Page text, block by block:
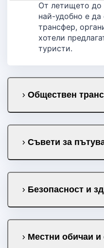
От летището до
най-удобно е да
трансфер,
хотели
туристи.
Обществен
Съвети за
Безопасност и
Местни обичаи и